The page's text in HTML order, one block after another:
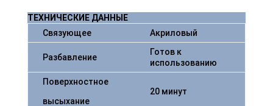
ТЕХНИЧЕСКИЕ ДАННЫЕ
Связующее
Акриловый
Разбавление
Готов к
использованию
Поверхностное
высыхание
20 минут